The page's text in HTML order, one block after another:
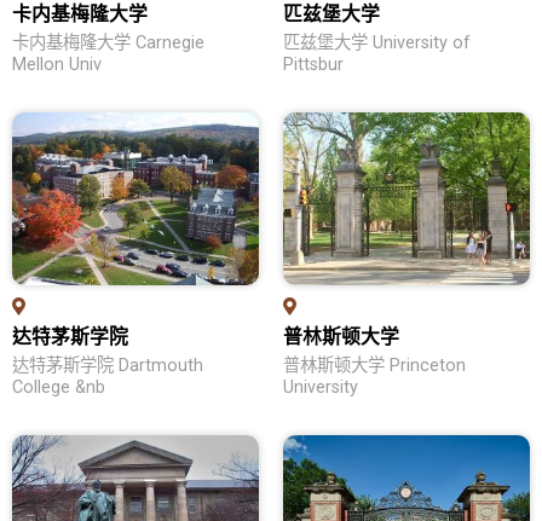
留学生活
问答集
纽澳留学
各校列表
教育优势
学位申请
留学生活
问答集
加拿大留学
各校列表
卡内基梅隆大学
卡内基梅隆大学 Carnegie
Mellon Univ
匹兹堡大学
匹兹堡大学 University of
Pittsbur
达特茅斯学院
达特茅斯学院 Dartmouth
College &nb
普林斯顿大学
普林斯顿大学 Princeton
University